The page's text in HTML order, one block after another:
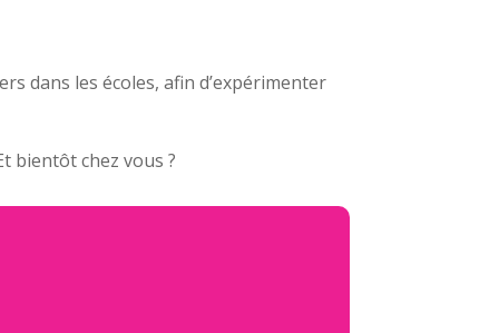
dans les écoles, afin d’expérimenter
bientôt chez vous ?